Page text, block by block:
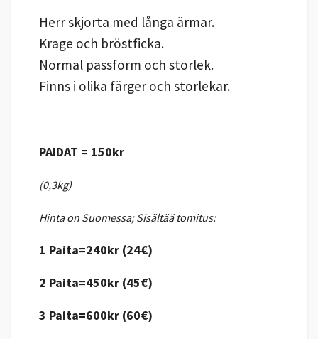
Herr skjorta med långa ärmar.
Krage och bröstficka.
Normal passform och storlek.
Finns i olika färger och storlekar.
PAIDAT = 150kr
(0,3kg)
Hinta on Suomessa; Sisältää tomitus:
1 Paita=240kr (24€)
2 Paita=450kr (45€)
3 Paita=600kr (60€)